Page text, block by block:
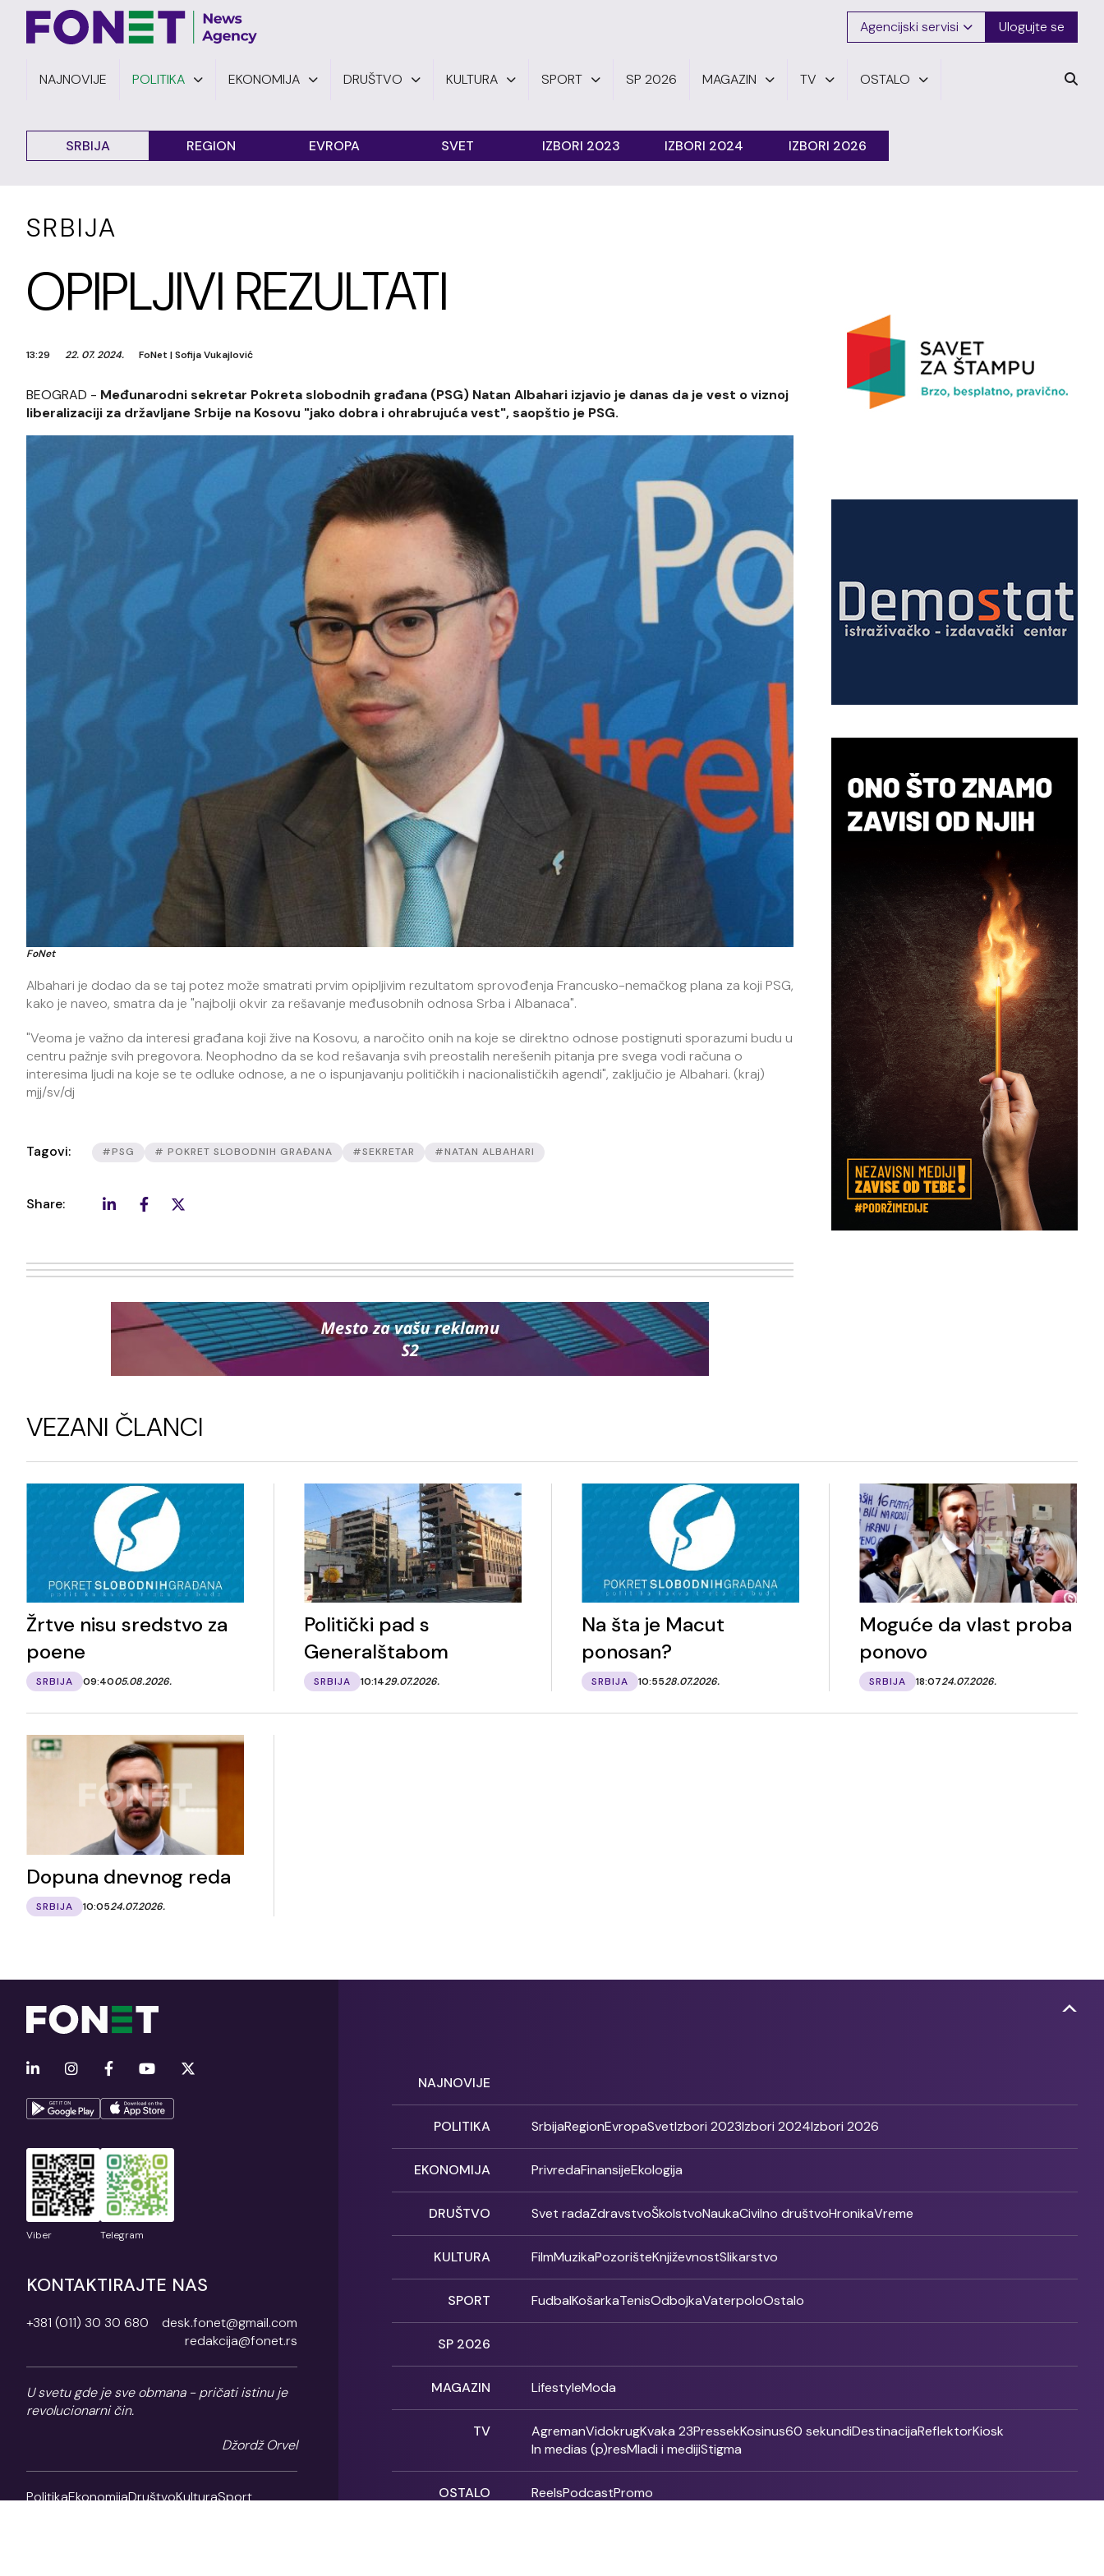
Agencijski servisi Ulogujte se
NAJNOVIJE POLITIKA EKONOMIJA DRUŠTVO KULTURA SPORT SP 2026 MAGAZIN TV OSTALO
SRBIJA REGION EVROPA SVET IZBORI 2023 IZBORI 2024 IZBORI 2026
SRBIJA
OPIPLJIVI REZULTATI
13:29 22. 07. 2024. FoNet |Sofija Vukajlović
BEOGRAD - Međunarodni sekretar Pokreta slobodnih građana (PSG) Natan Albahari izjavio je danas da je vest o viznoj
liberalizaciji za državljane Srbije na Kosovu "jako dobra i ohrabrujuća vest", saopštio je PSG.
FoNet
Albahari je dodao da se taj potez može smatrati prvim opipljivim rezultatom sprovođenja Francusko-nemačkog plana za koji PSG,
kako je naveo, smatra da je "najbolji okvir za rešavanje međusobnih odnosa Srba i Albanaca".
"Veoma je važno da interesi građana koji žive na Kosovu, a naročito onih na koje se direktno odnose postignuti sporazumi budu u
centru pažnje svih pregovora. Neophodno da se kod rešavanja svih preostalih nerešenih pitanja pre svega vodi računa o
interesima ljudi na koje se te odluke odnose, a ne o ispunjavanju političkih i nacionalističkih agendi", zaključio je Albahari. (kraj)
mjj/sv/dj
Tagovi: #PSG # POKRET SLOBODNIH GRAĐANA #SEKRETAR #NATAN ALBAHARI
Share:
VEZANI ČLANCI
Žrtve nisu sredstvo za
poene
SRBIJA 09:4005.08.2026.
Politički pad s
Generalštabom
SRBIJA 10:1429.07.2026.
Na šta je Macut
ponosan?
SRBIJA 10:5528.07.2026.
Moguće da vlast proba
ponovo
SRBIJA 18:0724.07.2026.
Dopuna dnevnog reda
SRBIJA 10:0524.07.2026.
Viber Telegram
KONTAKTIRAJTE NAS
+381 (011) 30 30 680
desk.fonet@gmail.com
redakcija@fonet.rs
U svetu gde je sve obmana - pričati istinu je
revolucionarni čin.
Džordž Orvel
PolitikaEkonomijaDruštvoKulturaSport
NAJNOVIJE
POLITIKA SrbijaRegionEvropaSvetIzbori 2023Izbori 2024Izbori 2026
EKONOMIJA PrivredaFinansijeEkologija
DRUŠTVO Svet radaZdravstvoŠkolstvoNaukaCivilno društvoHronikaVreme
KULTURA FilmMuzikaPozorišteKnjiževnostSlikarstvo
SPORT FudbalKošarkaTenisOdbojkaVaterpoloOstalo
SP 2026
MAGAZIN LifestyleModa
TV AgremanVidokrugKvaka 23PressekKosinus60 sekundiDestinacijaReflektorKiosk
In medias (p)resMladi i medijiStigma
OSTALO ReelsPodcastPromo